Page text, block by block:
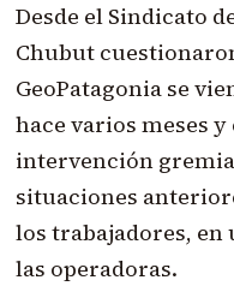
Desde el Sindicato
Chubut
GeoPatagonia se
hace varios meses
intervención
situaciones
los trabajadores,
las operadoras.